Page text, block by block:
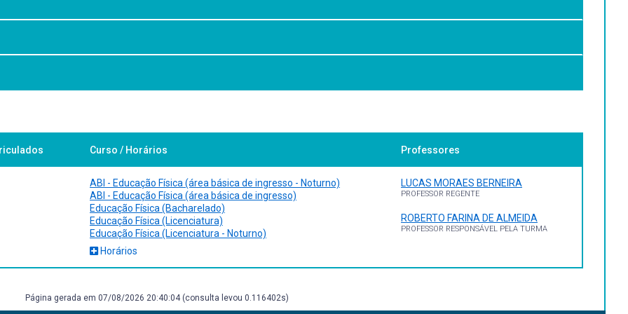
ter condições de:
das células e de compostos químicos biologicamente importantes; descrever as reações realizadas pelas células vivas
Sarvier.
São Leopoldo, UNISINOS.
exercise, performance, and clinical applications. Boston, WCB McGraw-Hill.
introdução à química geral, orgânica e biológica. São Paulo, Manole.
bioquímica. Porto Alegre, Artmed.
Curso / Horários Professores
ABI - Educação Física (área básica de ingresso - Noturno)
ABI - Educação Física (área básica de ingresso)
Educação Física (Bacharelado)
Educação Física (Licenciatura)
Educação Física (Licenciatura - Noturno)
Horários
LUCAS MORAES BERNEIRA
PROFESSOR REGENTE
ROBERTO FARINA DE ALMEIDA
PROFESSOR RESPONSÁVEL PELA TURMA
Página gerada em 07/08/2026 20:40:04 (consulta levou 0.116402s)